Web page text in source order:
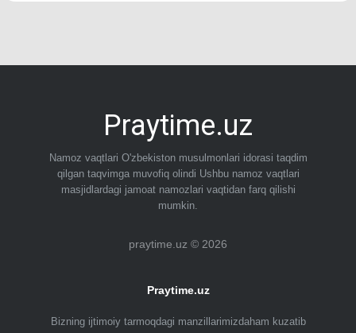
Praytime.uz
Namoz vaqtlari O'zbekiston musulmonlari idorasi taqdim
qilgan taqvimga muvofiq olindi Ushbu namoz vaqtlari
masjidlardagi jamoat namozlari vaqtidan farq qilishi
mumkin.
praytime.uz © 2026
Praytime.uz
Bizning ijtimoiy tarmoqdagi manzillarimizdaham kuzatib